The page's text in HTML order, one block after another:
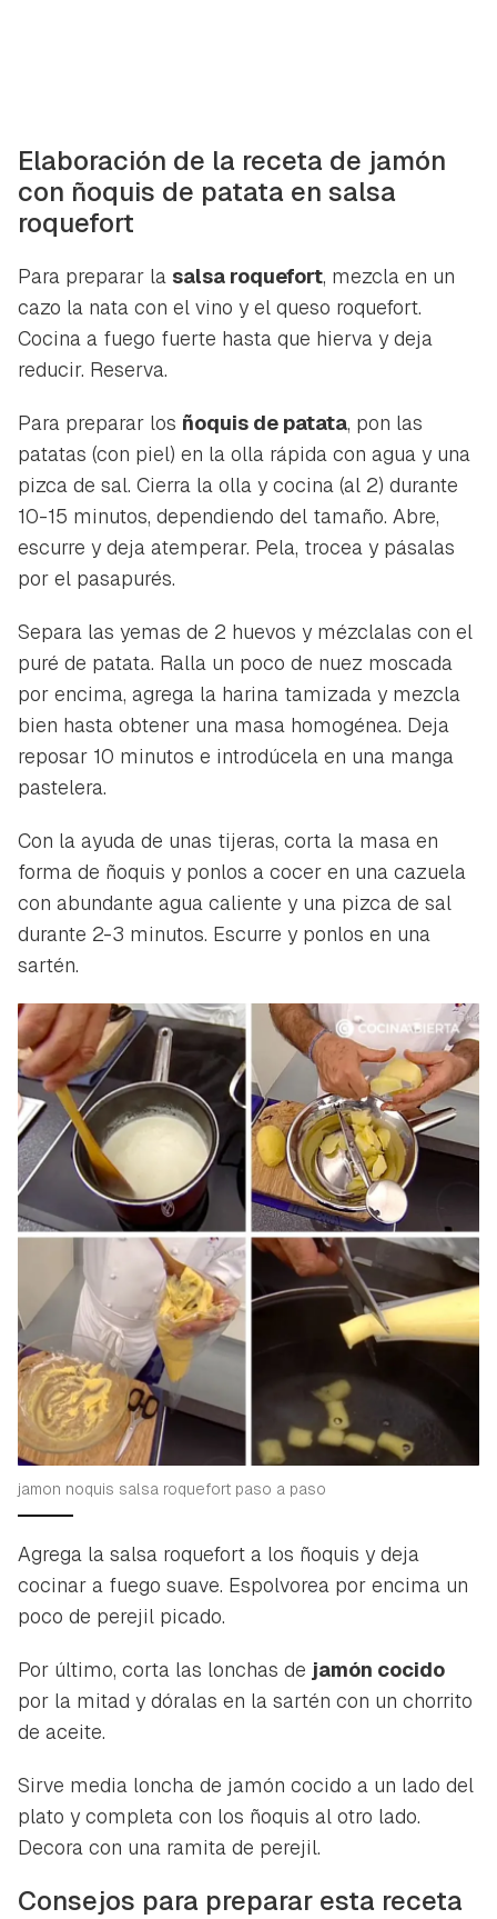
Elaboración de la receta de jamón
con ñoquis de patata en salsa
roquefort
Para preparar la salsa roquefort, mezcla en un
cazo la nata con el vino y el queso roquefort.
Cocina a fuego fuerte hasta que hierva y deja
reducir. Reserva.
Para preparar los ñoquis de patata, pon las
patatas (con piel) en la olla rápida con agua y una
pizca de sal. Cierra la olla y cocina (al 2) durante
10-15 minutos, dependiendo del tamaño. Abre,
escurre y deja atemperar. Pela, trocea y pásalas
por el pasapurés.
Separa las yemas de 2 huevos y mézclalas con el
puré de patata. Ralla un poco de nuez moscada
por encima, agrega la harina tamizada y mezcla
bien hasta obtener una masa homogénea. Deja
reposar 10 minutos e introdúcela en una manga
pastelera.
Con la ayuda de unas tijeras, corta la masa en
forma de ñoquis y ponlos a cocer en una cazuela
con abundante agua caliente y una pizca de sal
durante 2-3 minutos. Escurre y ponlos en una
sartén.
jamon noquis salsa roquefort paso a paso
Agrega la salsa roquefort a los ñoquis y deja
cocinar a fuego suave. Espolvorea por encima un
poco de perejil picado.
Por último, corta las lonchas de jamón cocido
por la mitad y dóralas en la sartén con un chorrito
de aceite.
Sirve media loncha de jamón cocido a un lado del
plato y completa con los ñoquis al otro lado.
Decora con una ramita de perejil.
Consejos para preparar esta receta